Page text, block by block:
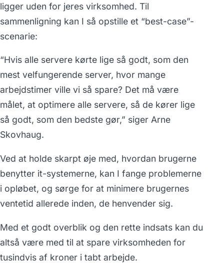
ligger uden for jeres virksomhed. Til
sammenligning kan I så opstille et “best-case”-
scenarie:
“Hvis alle servere kørte lige så godt, som den
mest velfungerende server, hvor mange
arbejdstimer ville vi så spare? Det må være
målet, at optimere alle servere, så de kører lige
så godt, som den bedste gør,” siger Arne
Skovhaug.
Ved at holde skarpt øje med, hvordan brugerne
benytter it-systemerne, kan I fange problemerne
i opløbet, og sørge for at minimere brugernes
ventetid allerede inden, de henvender sig.
Med et godt overblik og den rette indsats kan du
altså være med til at spare virksomheden for
tusindvis af kroner i tabt arbejde.